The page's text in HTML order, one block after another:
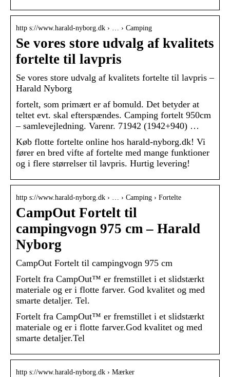
http s://www.harald-nyborg.dk › … › Camping
Se vores store udvalg af kvalitets
fortelte til lavpris
Se vores store udvalg af kvalitets fortelte til lavpris –
Harald Nyborg
fortelt, som primært er af bomuld. Det betyder at
teltet evt. skal efterspændes. Camping fortelt 950cm
– samlevejledning. Varenr. 71942 (1942+940) …
Køb flotte fortelte online hos harald-nyborg.dk! Vi
fører en bred vifte af fortelte med mange funktioner
og i flere størrelser til lavpris. Hurtig levering!
http s://www.harald-nyborg.dk › … › Camping › Fortelte
CampOut Fortelt til
campingvogn 975 cm – Harald
Nyborg
CampOut Fortelt til campingvogn 975 cm
Fortelt fra CampOut™ er fremstillet i et slidstærkt
materiale og er i flotte farver. God kvalitet og med
smarte detaljer. Tel.
Fortelt fra CampOut™ er fremstillet i et slidstærkt
materiale og er i flotte farver.God kvalitet og med
smarte detaljer.Tel
http s://www.harald-nyborg.dk › Mærker